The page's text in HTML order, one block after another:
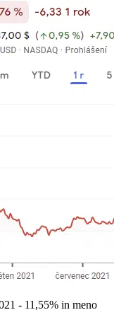
- 11,55% in meno